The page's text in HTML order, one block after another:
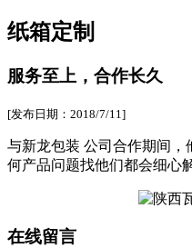
纸箱定制
服务至上，合作长久
[发布日期：2018/7/11]
与新龙包装 公司合作期间
何产品问题找他们都会细心
在线留言